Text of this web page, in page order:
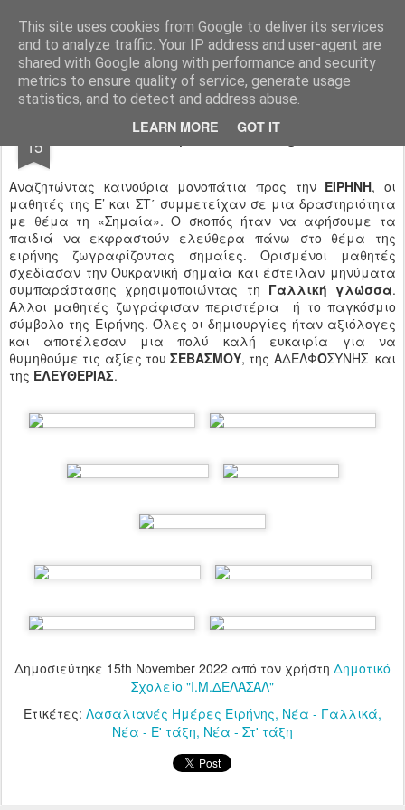
This site uses cookies from Google to deliver its services
and to analyze traffic. Your IP address and user-agent are
shared with Google along with performance and security
metrics to ensure quality of service, generate usage
statistics, and to detect and address abuse.
LEARN MORE GOT IT
Ιδιωτικό Δημοτικό Σχολείο "Ι.Μ.ΔΕΛΑΣΑΛ"
15 Oui à la paix non à la guerre
Αναζητώντας καινούρια μονοπάτια προς την ΕΙΡΗΝΗ, οι
μαθητές της Ε’ και ΣΤ΄ συμμετείχαν σε μια δραστηριότητα
με θέμα τη «Σημαία». Ο σκοπός ήταν να αφήσουμε τα
παιδιά να εκφραστούν ελεύθερα πάνω στο θέμα της
ειρήνης ζωγραφίζοντας σημαίες. Ορισμένοι μαθητές
σχεδίασαν την Ουκρανική σημαία και έστειλαν μηνύματα
συμπαράστασης χρησιμοποιώντας τη Γαλλική γλώσσα.
Άλλοι μαθητές ζωγράφισαν περιστέρια ή το παγκόσμιο
σύμβολο της Ειρήνης. Όλες οι δημιουργίες ήταν αξιόλογες
και αποτέλεσαν μια πολύ καλή ευκαιρία για να
θυμηθούμε τις αξίες του ΣΕΒΑΣΜΟΥ, της ΑΔΕΛΦΟΣΥΝΗΣ και
της ΕΛΕΥΘΕΡΙΑΣ.
Δημοσιεύτηκε 15th November 2022 από τον χρήστη Δημοτικό
Σχολείο "Ι.Μ.ΔΕΛΑΣΑΛ"
Ετικέτες: Λασαλιανές Ημέρες Ειρήνης Νέα - Γαλλικά
Νέα - Ε' τάξη Νέα - Στ' τάξη